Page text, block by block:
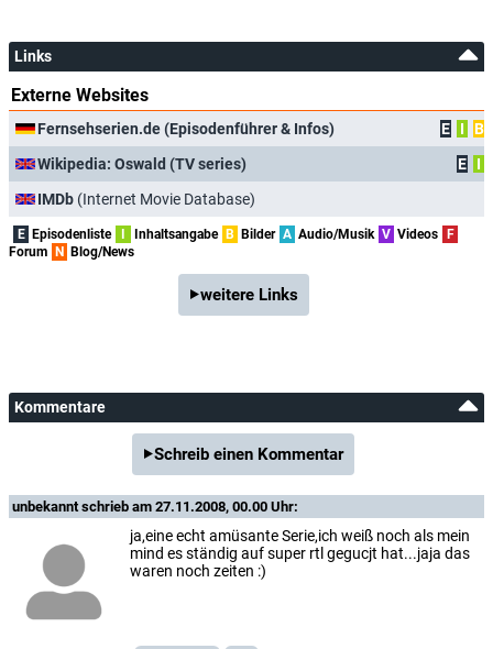
Links
Externe Websites
Fernsehserien.de (Episodenführer & Infos) E I
B
Wikipedia: Oswald (TV series)
E
I
IMDb (Internet Movie Database)
E Episodenliste Inhaltsangabe B Bilder A Audio/Musik V Videos
F
Forum
N Blog/News
weitere Links
Kommentare
Schreib einen Kommentar
unbekanntschrieb am 27.11.2008, 00.00 Uhr:
ja,eine echt amüsante Serie,ich weiß noch als mein
mind es ständig auf super rtl gegucjt hat...jaja das
waren noch zeiten :)